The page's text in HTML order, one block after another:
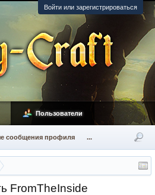
Войти или зарегистрироваться
FromTheInside
Пользователи
сообщения профиля ...